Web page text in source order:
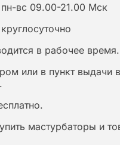
вс 09.00-21.00 Мск
в рабочее время.
или в пункт выдачи
мастурбаторы и